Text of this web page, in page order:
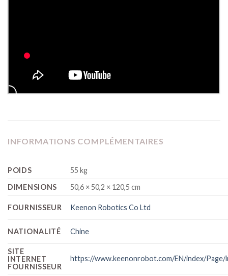
INFORMATIONS COMPLÉMENTAIRES
POIDS
55 kg
DIMENSIONS
50,6 × 50,2 × 120,5 cm
FOURNISSEUR Keenon Robotics Co Ltd
NATIONALITÉ Chine
SITE
INTERNET
FOURNISSEUR
https://www.keenonrobot.com/EN/index/Page/